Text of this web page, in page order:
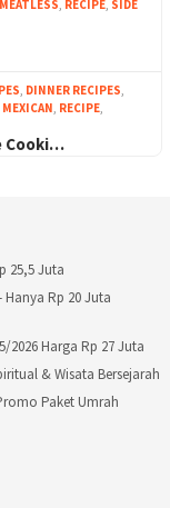
MEATLESS, RECIPE, SIDE
, DINNER RECIPES,
MEXICAN, RECIPE,
Cooki…
25,5 Juta
Rp 20 Juta
2026 Harga Rp 27 Juta
& Wisata Bersejarah
Paket Umrah